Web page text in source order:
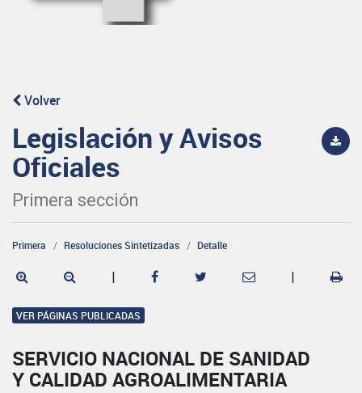
Volver
Legislación y Avisos
Oficiales
Primera sección
Primera Resoluciones Sintetizadas Detalle
| |
VER PÁGINAS PUBLICADAS
SERVICIO NACIONAL DE SANIDAD
Y CALIDAD AGROALIMENTARIA